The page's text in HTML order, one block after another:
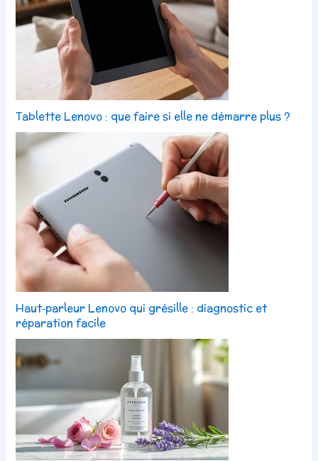
Tablette Lenovo : que faire si elle ne démarre plus ?
Haut‑parleur Lenovo qui grésille : diagnostic et
réparation facile